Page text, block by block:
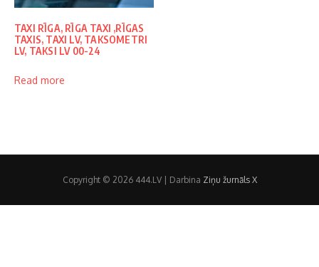
TAXI RĪGA, RĪGA TAXI ,RĪGAS
TAXIS, TAXI LV, TAKSOMETRI
LV, TAKSI LV 00-24
Read more
Copyright © 2026 444.LV | Darbina Ziņu žurnāls X